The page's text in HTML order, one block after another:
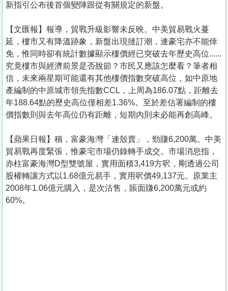
新指引公布後首個變陣跟從有關規定的新盤。
【文匯報】報導，貿戰升級影響未反映。中美貿易戰火蔓
延，樓市又有降溫跡象，新盤出現撻訂潮，連豪宅亦不能倖
免，惟同時卻有統計數據顯示樓價經已突破去年歷史高位......
究竟樓市與經濟前景是否脫節？市民又應該怎麼看？筆者相
信，未來兩星期可能還有其他樓價指數突破高位，如中原地
產編制的中原城市領先指數CCL，上周為186.07點，距離去
年188.64點的歷史高位僅相差1.36%。至於差估署編制的樓
價指數則與去年高位仍有距離，短期內則未必能再創高峰。
【蘋果日報】稱，富豪海灣「連殼賣」，勁賺6,200萬。中美
貿易戰再度緊張，惟豪宅市場仍錄轉手成交。市場消息指，
赤柱富豪海灣D型雙號屋，實用面積3,419方呎，剛透過公司
股權轉讓方式以1.68億元易手，實用呎價49,137元。原業主
2008年1.06億元購入，是次沽售，賬面賺6,200萬元或約
60%。